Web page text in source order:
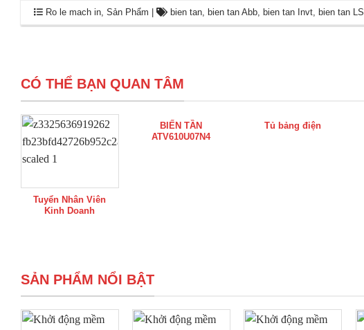
Ro le mach in ,Sản Phẩm | bien tan ,bien tan Abb ,bien tan Invt ,bien tan LS
CÓ THỂ BẠN QUAN TÂM
Tuyển Nhân Viên
Kinh Doanh
BIẾN TẦN
ATV610U07N4
Tủ bảng điện
SẢN PHẨM NỔI BẬT